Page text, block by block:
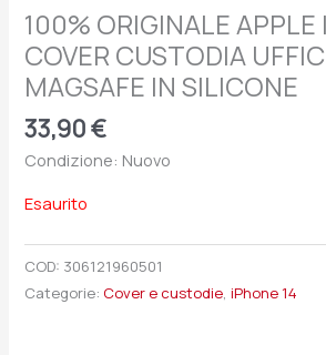
100% ORIGINALE APPLE
COVER CUSTODIA
MAGSAFE IN SILICONE
33,90€
Condizione: Nuovo
Esaurito
COD: 306121960501
Categorie: Cover e custodie,iPhone 14